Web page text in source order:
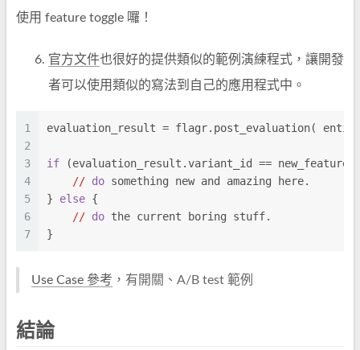
使用 feature toggle 囉！
官方文件也很好的提供類似的範例演練程式，讓開發
者可以使用類似的寫法到自己的應用程式中。
1
2
3
4
5
6
7
evaluation_result = flagr.post_evaluation(
if (evaluation_result.variant_id ==
// do something new and amazing here.
} else {
// do the current boring stuff.
}
Use Case 參考 ，有開關、A/B test 範例
結論